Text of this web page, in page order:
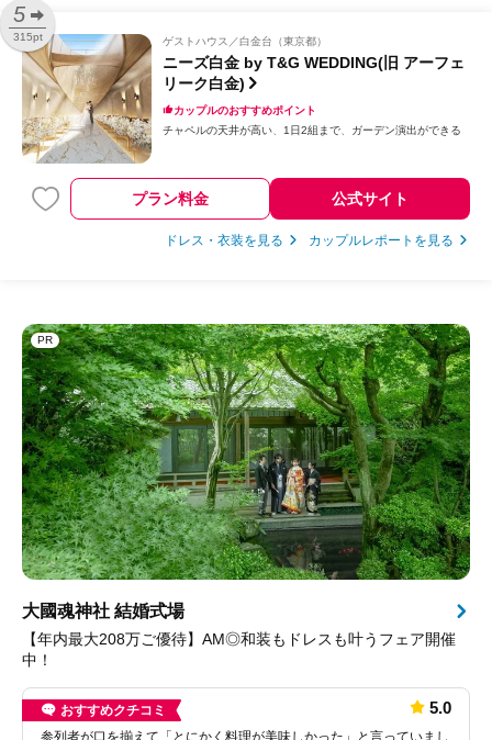
5
315pt ゲストハウス 白金台（東京都）
ニーズ白金 by T&G WEDDING(旧 アーフェ
リーク白金)
カップルのおすすめポイント
チャペルの天井が高い
1日2組まで ガーデン演出ができる
プラン料金 公式サイト
ドレス・衣装を見る カップルレポートを見る
PR
大國魂神社 結婚式場
【年内最大208万ご優待】AM◎和装もドレスも叶うフェア開催
中！
おすすめクチコミ 5.0
参列者が口を揃えて「とにかく料理が美味しかった」と言っていまし